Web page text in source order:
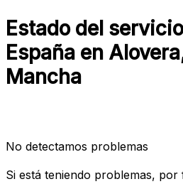
Estado del
España en
Mancha
No detectamos problemas
Si está teniendo problemas,